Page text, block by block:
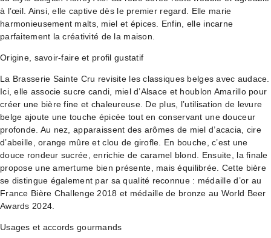
à l’œil. Ainsi, elle captive dès le premier regard. Elle marie
harmonieusement malts, miel et épices. Enfin, elle incarne
parfaitement la créativité de la maison.
Origine, savoir-faire et profil gustatif
La Brasserie Sainte Cru revisite les classiques belges avec audace.
Ici, elle associe sucre candi, miel d’Alsace et houblon Amarillo pour
créer une bière fine et chaleureuse. De plus, l’utilisation de levure
belge ajoute une touche épicée tout en conservant une douceur
profonde. Au nez, apparaissent des arômes de miel d’acacia, cire
d’abeille, orange mûre et clou de girofle. En bouche, c’est une
douce rondeur sucrée, enrichie de caramel blond. Ensuite, la finale
propose une amertume bien présente, mais équilibrée. Cette bière
se distingue également par sa qualité reconnue : médaille d’or au
France Bière Challenge 2018 et médaille de bronze au World Beer
Awards 2024.
Usages et accords gourmands